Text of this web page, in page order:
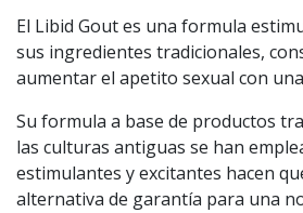
El Libid Gout es una formula
sus ingredientes tradicionales,
aumentar el apetito sexual con
Su formula a base de productos
las culturas antiguas se han
estimulantes y excitantes hacen
alternativa de garantía para una